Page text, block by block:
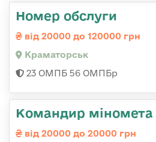
Номер обслуги
від 20000 до 120000 грн
Краматорськ
23 ОМПБ 56 ОМПБр
Командир міномета
від 20000 до 20000 грн